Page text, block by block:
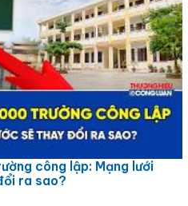
công lập: Mạng lưới
ra sao?